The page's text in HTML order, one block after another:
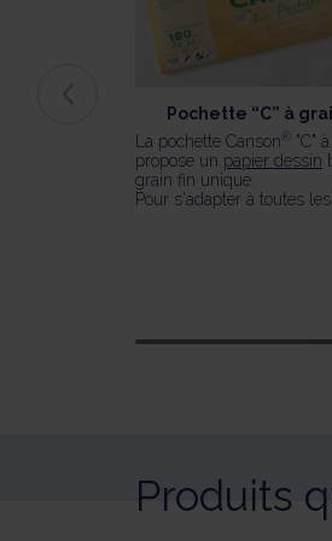
Pochette “C” à
La pochette Canson ® "C"
propose un papier dessin
grain fin unique.
Pour s'adapter à toutes les
Produits